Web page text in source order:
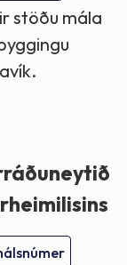
stöðu mála